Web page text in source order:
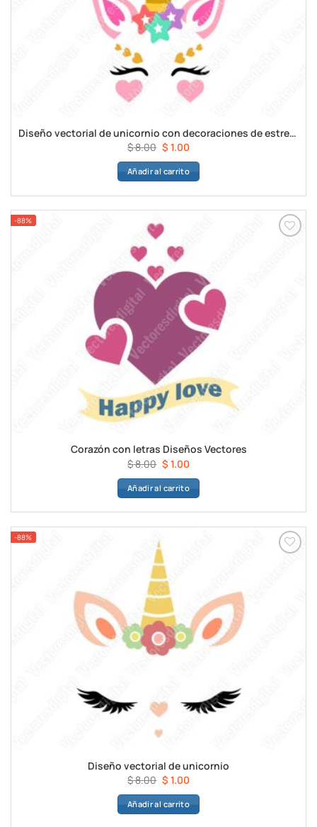
Diseño vectorial de unicornio con decoraciones de estrellas
$8.00 El
precio
original
$ 8.00.
$ 1.00El
precio
actual
$ 1.00.
Añadir al carrito
-88%
Corazón con letras Diseños Vectores
$8.00 El
precio
original
$ 8.00.
$ 1.00El
precio
actual
$ 1.00.
Añadir al carrito
-88%
Diseño vectorial de unicornio
$8.00 El
precio
original
$ 1.00El
precio
actual
Añadir al carrito